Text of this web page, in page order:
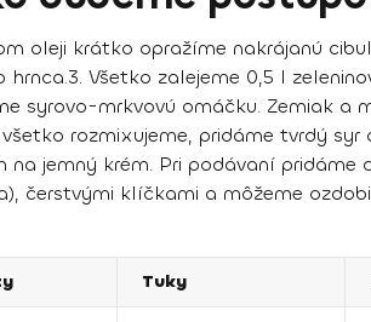
oleji krátko opražíme nakrájanú
hrnca.3. Všetko zalejeme 0,5 l
syrovo-mrkvovú omáčku. Zemiak a
rozmixujeme, pridáme tvrdý
na jemný krém. Pri podávaní
čerstvými klíčkami a môžeme
Tuky